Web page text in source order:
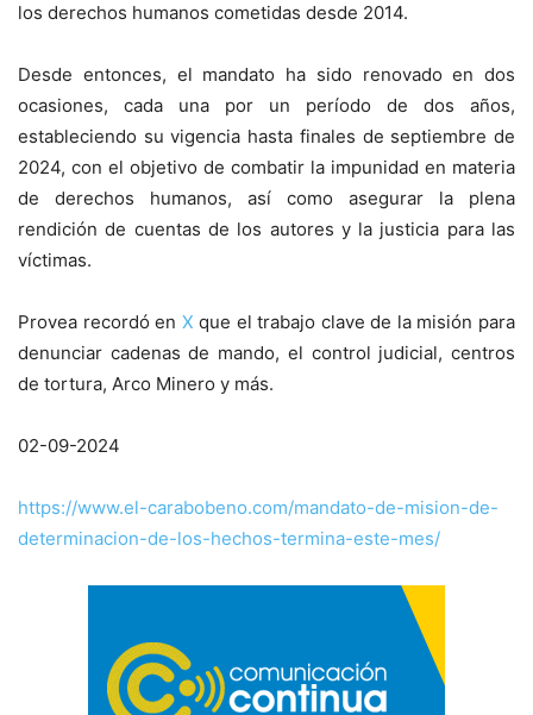
los derechos humanos cometidas desde 2014.
Desde entonces, el mandato ha sido renovado en dos
ocasiones, cada una por un período de dos años,
estableciendo su vigencia hasta finales de septiembre de
2024, con el objetivo de combatir la impunidad en materia
de derechos humanos, así como asegurar la plena
rendición de cuentas de los autores y la justicia para las
víctimas.
Provea recordó en X que el trabajo clave de la misión para
denunciar cadenas de mando, el control judicial, centros
de tortura, Arco Minero y más.
02-09-2024
https://www.el-carabobeno.com/mandato-de-mision-de-
determinacion-de-los-hechos-termina-este-mes/